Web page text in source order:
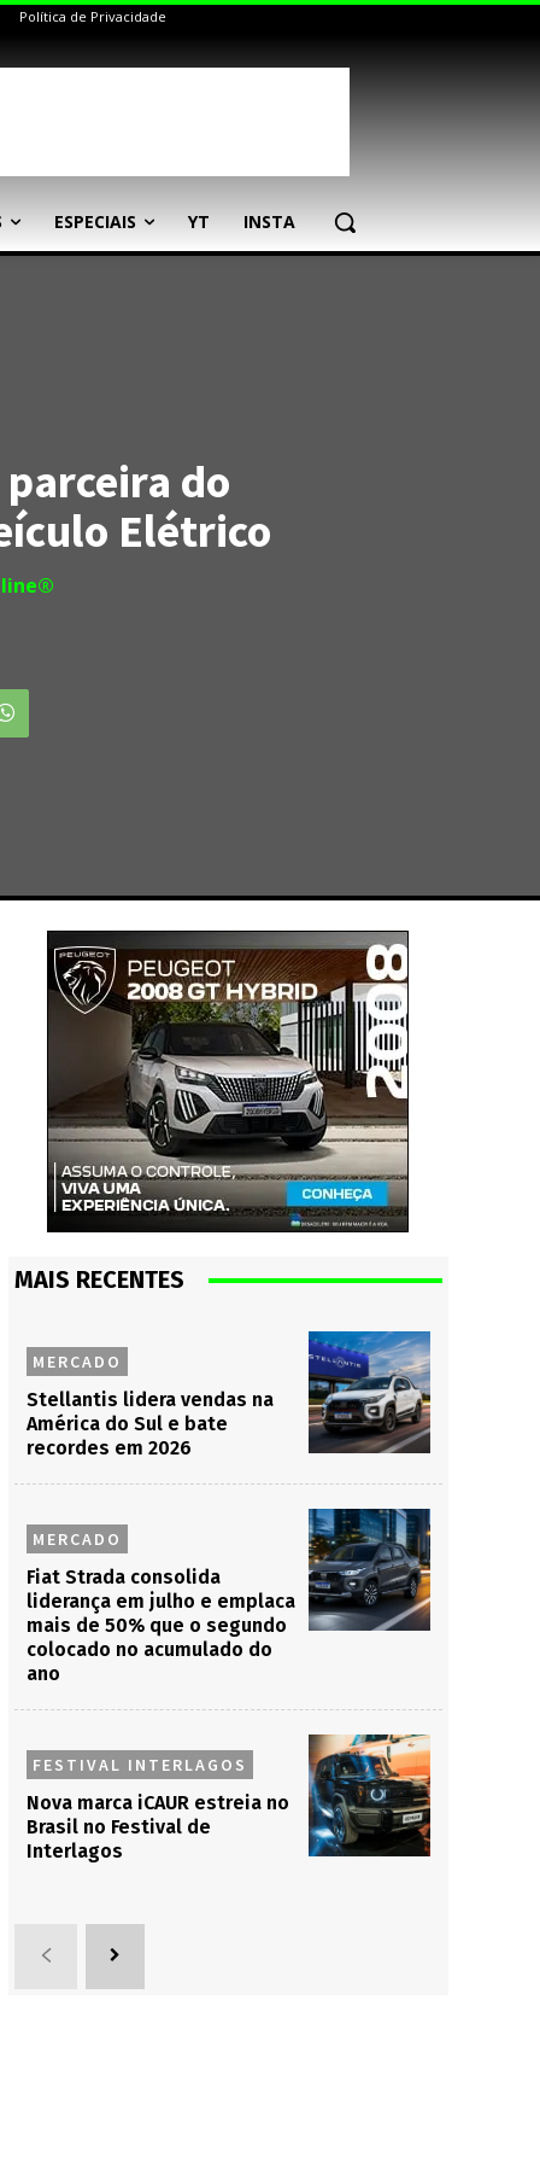
Política de Privacidade
ESPECIAIS YT INSTA
parceira do
Elétrico
MAIS RECENTES
MERCADO
Stellantis lidera vendas na
América do Sul e bate
recordes em 2026
MERCADO
Fiat Strada consolida
liderança em julho e emplaca
mais de 50% que o segundo
colocado no acumulado do
ano
FESTIVAL INTERLAGOS
Nova marca iCAUR estreia no
Brasil no Festival de
Interlagos